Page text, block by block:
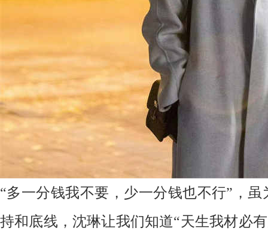
“多一分钱我不要，少一分钱也不行”，虽
持和底线，沈琳让我们知道“天生我材必